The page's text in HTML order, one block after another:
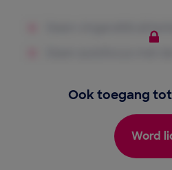
Ook toegang
Word